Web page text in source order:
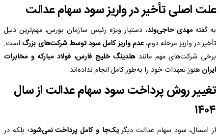
علت اصلی تأخیر در واریز سود سهام عدالت
به گفتهمهدی حاجی‌وند، دستیار ویژه رئیس سازمان بورس، مهم‌ترین دلیل
تأخیر در واریز مرحله دوم،عدم واریز کامل سود توسط شرکت‌های بزرگ است.
برخی شرکت‌های مهم مانندهلدینگ خلیج فارس، فولاد مبارکه و مخابرات
ایرانهنوز تعهدات خود را به‌طور کامل انجام نداده‌اند.
تغییر روش پرداخت سود سهام عدالت از سال
۱۴۰۴
از امسال، سود سهام عدالت دیگریک‌جا و کامل پرداخت نمی‌شود؛ بلکه در